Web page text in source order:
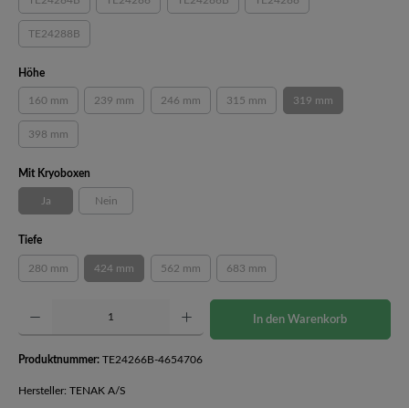
(Diese Option ist zurzeit nicht verfügbar.)
(Diese Option ist zurzeit nicht verfügbar.)
(Diese Option ist zurzeit nicht verfügbar.)
(Diese Option ist zurzeit
TE24288B(Diese Option ist zurzeit nicht verfügbar.)
Höheauswählen
160 mm(Diese Option ist zurzeit nicht verfügbar.)
239 mm(Diese Option ist zurzeit nicht verfügbar.)
246 mm(Diese Option ist zurzeit nicht verfügbar.)
315 mm(Diese Option ist zurzeit nicht
319 mm(Diese Option ist
398 mm(Diese Option ist zurzeit nicht verfügbar.)
Mit Kryoboxen
Ja
(Diese Option ist zurzeit nicht verfügbar.)
Nein(Diese Option ist zurzeit nicht verfügbar.)
Tiefeauswählen
280 mm(Diese Option ist zurzeit nicht verfügbar.)
424 mm(Diese Option ist zurzeit nicht verfügbar.)
562 mm(Diese Option ist zurzeit nicht verfügbar.)
683 mm(Diese Option ist zurzeit nicht
Produkt Anzahl: Gib den gewünschten Wert ein oder benutze die Schaltflächen um die
In den Warenkorb
Produktnummer: TE24266B-4654706
Hersteller: TENAK A/S